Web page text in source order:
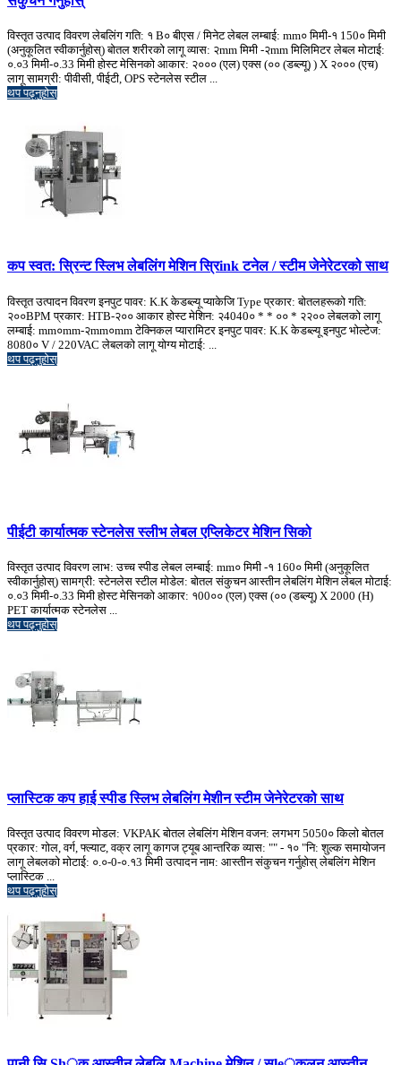
विस्तृत उत्पाद विवरण लेबलिंग गति: १ B० बीएस / मिनेट लेबल लम्बाई: mm० मिमी-१ 150० मिमी
(अनुकूलित स्वीकार्नुहोस्) बोतल शरीरको लागू व्यास: २mm मिमी -२mm मिलिमिटर लेबल मोटाई:
०.०3 मिमी-०.33 मिमी होस्ट मेसिनको आकार: २००० (एल) एक्स (०० (डब्ल्यू) ) X २००० (एच)
लागू सामग्री: पीवीसी, पीईटी, OPS स्टेनलेस स्टील ...
थप पढ्नुहोस्
कप स्वत: स्रिन्ट स्लिभ लेबलिंग मेशिन स्रिink टनेल / स्टीम जेनेरेटरको साथ
विस्तृत उत्पादन विवरण इनपुट पावर: K.K केडब्ल्यू प्याकेजि Type प्रकार: बोतलहरूको गति:
२००BPM प्रकार: HTB-२०० आकार होस्ट मेशिन: २4040० * * ०० * २२०० लेबलको लागू
लम्बाई: mm०mm-२mm०mm टेक्निकल प्यारामिटर इनपुट पावर: K.K केडब्ल्यू इनपुट भोल्टेज:
8080० V / 220VAC लेबलको लागू योग्य मोटाई: ...
थप पढ्नुहोस्
पीईटी कार्यात्मक स्टेनलेस स्लीभ लेबल एप्लिकेटर मेशिन सिको
विस्तृत उत्पाद विवरण लाभ: उच्च स्पीड लेबल लम्बाई: mm० मिमी -१ 160० मिमी (अनुकूलित
स्वीकार्नुहोस्) सामग्री: स्टेनलेस स्टील मोडेल: बोतल संकुचन आस्तीन लेबलिंग मेशिन लेबल मोटाई:
०.०3 मिमी-०.33 मिमी होस्ट मेसिनको आकार: १00०० (एल) एक्स (०० (डब्ल्यू) X 2000 (H)
PET कार्यात्मक स्टेनलेस ...
थप पढ्नुहोस्
प्लास्टिक कप हाई स्पीड स्लिभ लेबलिंग मेशीन स्टीम जेनेरेटरको साथ
विस्तृत उत्पाद विवरण मोडल: VKPAK बोतल लेबलिंग मेशिन वजन: लगभग 5050० किलो बोतल
प्रकार: गोल, वर्ग, फ्ल्याट, वक्र लागू कागज ट्यूब आन्तरिक व्यास: "" - १० "नि: शुल्क समायोजन
लागू लेबलको मोटाई: ०.०-0-०.१3 मिमी उत्पादन नाम: आस्तीन संकुचन गर्नुहोस् लेबलिंग मेशिन
प्लास्टिक ...
थप पढ्नुहोस्